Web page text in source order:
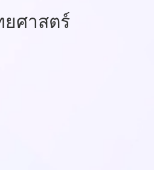
ศาสตร์